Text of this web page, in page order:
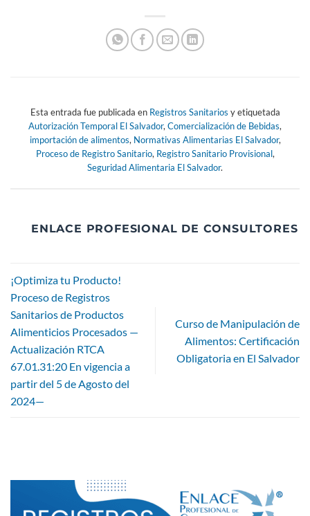
Esta entrada fue publicada en Registros Sanitarios y etiquetada
Autorización Temporal El Salvador, Comercialización de Bebidas,
importación de alimentos, Normativas Alimentarias El Salvador,
Proceso de Registro Sanitario, Registro Sanitario Provisional,
Seguridad Alimentaria El Salvador.
ENLACE PROFESIONAL DE CONSULTORES
¡Optimiza tu Producto!
Proceso de Registros
Sanitarios de Productos
Alimenticios Procesados —
Actualización RTCA
67.01.31:20 En vigencia a
partir del 5 de Agosto del
2024—
Curso de Manipulación de
Alimentos: Certificación
Obligatoria en El Salvador